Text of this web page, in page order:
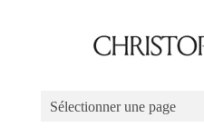
Sélectionner une page